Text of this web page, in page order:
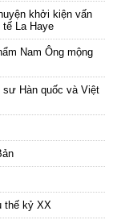
khởi kiện vấn
La Haye
Nam Ông mộng
sư Hàn quốc và Việt
thế kỷ XX